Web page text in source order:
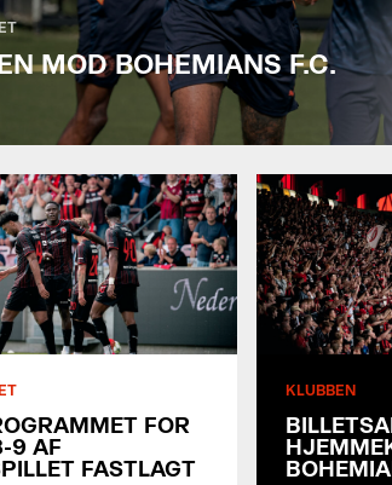
MOD BOHEMIANS F.C.
FOR
9 AF
FASTLAGT
KLUBBEN
3F SUPERLIGA
Søndag 2/8 kl. 14:00
1
MCH Arena